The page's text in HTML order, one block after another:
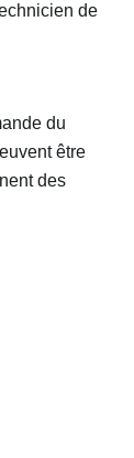
de
du
être
des